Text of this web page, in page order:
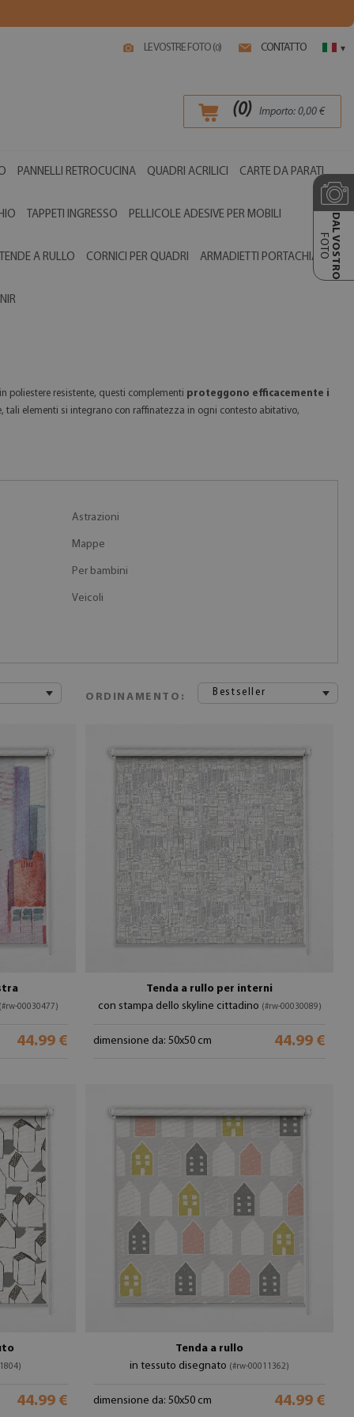
LE VOSTRE FOTO (0) CONTATTO ▾
(0) Importo: 0,00€
PANNELLI RETROCUCINA QUADRI ACRILICI CARTE DA PARATI
TAPPETI INGRESSO PELLICOLE ADESIVE PER MOBILI
TENDE A RULLO CORNICI PER QUADRI ARMADIETTI PORTACHIAVI DAL VOSTRO
FOTO
poliestere resistente, questi complementi proteggono efficacemente i
tali elementi si integrano con raffinatezza in ogni contesto abitativo,
Astrazioni
Mappe
Per bambini
Veicoli
ORDINAMENTO: Bestseller
(#rw-00030477)
44.99 €
Tenda a rullo per interni
con stampa dello skyline cittadino (#rw-00030089)
dimensione da: 50x50 cm 44.99 €
44.99 €
Tenda a rullo
in tessuto disegnato (#rw-00011362)
dimensione da: 50x50 cm 44.99 €